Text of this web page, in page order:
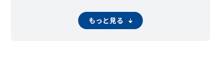
梅ヶ丘（世田谷区梅丘）大蔵大原岡本
駒沢大学（世田谷区上馬）上祖師谷 上用賀
もっと見る